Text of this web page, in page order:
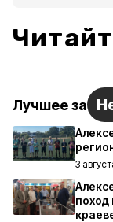
Лучшее за
3
поход